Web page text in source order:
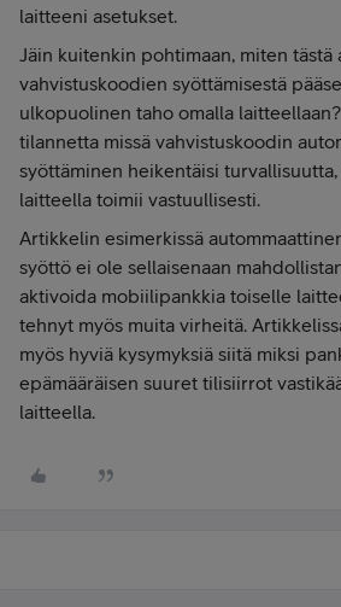
laitteeni asetukset.
Jäin kuitenkin pohtimaan, miten tästä
vahvistuskoodien syöttämisestä
ulkopuolinen taho omalla
tilannetta missä vahvistuskoodin
syöttäminen heikentäisi
laitteella toimii vastuullisesti.
Artikkelin esimerkissä
syöttö ei ole sellaisenaan
aktivoida mobiilipankkia toiselle
tehnyt myös muita virheitä.
myös hyviä kysymyksiä siitä miksi
epämääräisen suuret tilisiirrot
laitteella.